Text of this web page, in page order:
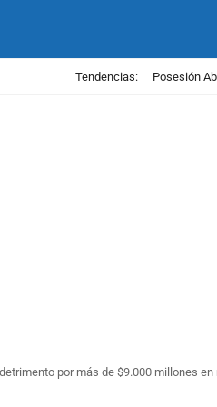
Tendencias: Posesión
por más de $9.000 millones